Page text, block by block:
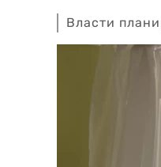
Власти